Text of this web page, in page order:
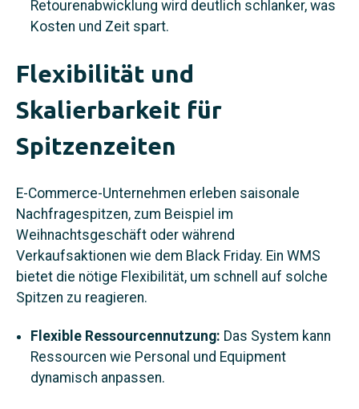
Retourenabwicklung wird deutlich schlanker, was
Kosten und Zeit spart.
Flexibilität und
Skalierbarkeit für
Spitzenzeiten
E‑Commerce-Unternehmen erleben saisonale
Nachfragespitzen, zum Beispiel im
Weihnachtsgeschäft oder während
Verkaufsaktionen wie dem Black Friday. Ein WMS
bietet die nötige Flexibilität, um schnell auf solche
Spitzen zu reagieren.
Flexible Ressourcennutzung: Das System kann
Ressourcen wie Personal und Equipment
dynamisch anpassen.